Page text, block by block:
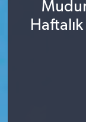
Kültür-
Son